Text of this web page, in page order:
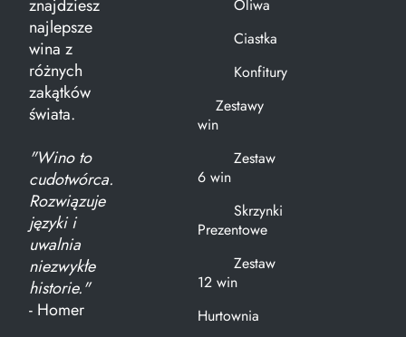
znajdziesz
najlepsze
wina z
różnych
zakątków
świata.
"Wino to
cudotwórca.
Rozwiązuje
języki i
uwalnia
niezwykłe
historie."
- Homer
Oliwa
Ciastka
Konfitury
Zestawy
win
Zestaw
6 win
Skrzynki
Prezentowe
Zestaw
12 win
Hurtownia